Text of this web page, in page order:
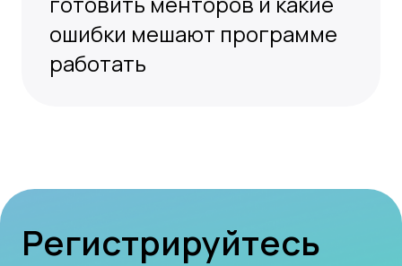
Карточки для HR «Разговор
начистоту»
+7